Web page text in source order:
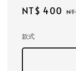
Sale
NT$ 400
款式